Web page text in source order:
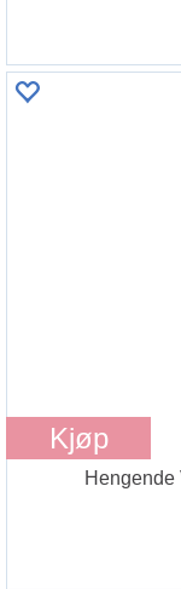
Kjøp
Hengende